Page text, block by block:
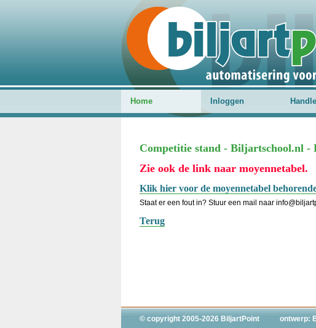
Home Inloggen
Competitie stand - Biljartschool.nl -
Zie ook de link naar moyennetabel.
Klik hier voor de moyennetabel
Staat er een fout in? Stuur een mail naar
Terug
© copyright 2005-2026 BiljartPoint ontwerp: